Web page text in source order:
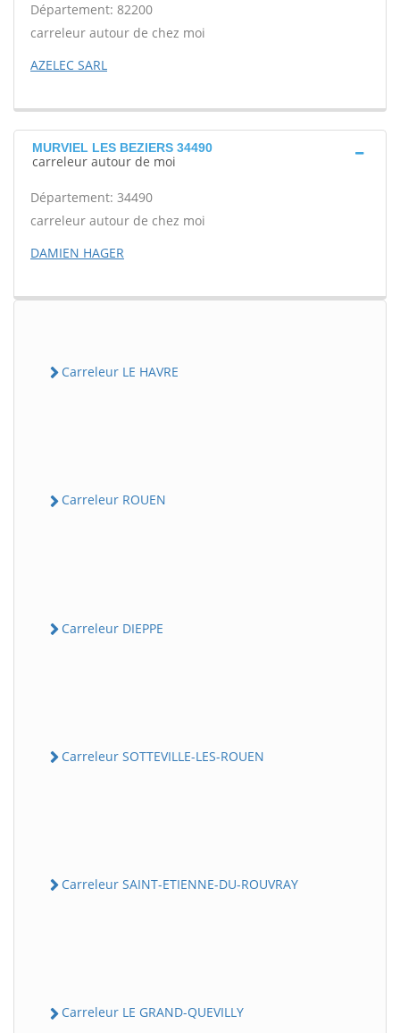
Département: 82200
carreleur autour de chez moi
AZELEC SARL
MURVIEL LES BEZIERS 34490
carreleur autour de moi
Département: 34490
carreleur autour de chez moi
DAMIEN HAGER
Carreleur LE HAVRE
Carreleur ROUEN
Carreleur DIEPPE
Carreleur SOTTEVILLE-LES-ROUEN
Carreleur SAINT-ETIENNE-DU-ROUVRAY
Carreleur LE GRAND-QUEVILLY